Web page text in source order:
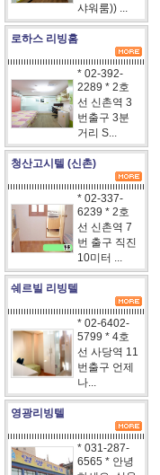
샤워룸)) ...
로하스 리빙홈
* 02-392-
2289 * 2호
선 신촌역 3
번출구 3분
거리 S...
청산고시텔 (신촌)
* 02-337-
6239 * 2호
선 신촌역 7
번 출구 직진
10미터 ...
쉐르빌 리빙텔
* 02-6402-
5799 * 4호
선 사당역 11
번출구 언제
나...
영광리빙텔
* 031-287-
6565 * 안녕